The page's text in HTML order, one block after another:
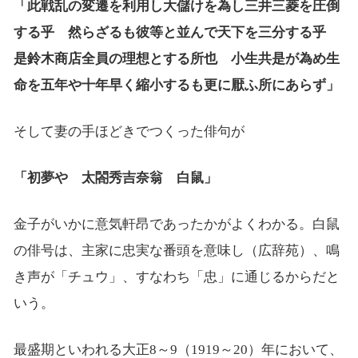
「此戦乱の変遷を利用し大儲けを為し三井三菱を圧倒
する乎 然らざるも彼等と並んで天下を三分する乎
是鈴木商店全員の理想とする所也 小生共是が為め生
命を五年や十年早く縮小するも更に厭ふ所にあらず」
そして妻の手ほどきでつくった俳句が
「初夢や 太閤秀吉奈翁 白鼠」
金子がいかに意気軒昂であったかがよくわかる。白鼠
の俳号は、主家に忠実な番頭を意味し（広辞苑）、鳴
き声が「チュウ」、すなわち「忠」に通じるからだと
いう。
最盛期といわれる大正8～9（1919～20）年において、